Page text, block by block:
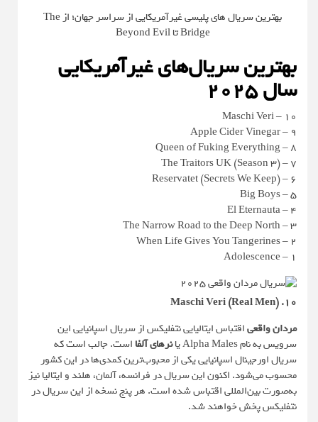
بهترین سریال های پلیسی غیرآمریکایی از سراسر جهان؛ از The
Bridge تا Beyond Evil
بهترین سریال‌های غیرآمریکایی
سال ۲۰۲۵
۱۰ – Maschi Veri
۹ – Apple Cider Vinegar
۸ – Queen of Fuking Everything
۷ – The Traitors UK (Season 3)
۶ – Reservatet (Secrets We Keep)
۵ – Big Boys
۴ – El Eternauta
۳ – The Narrow Road to the Deep North
۲ – When Life Gives You Tangerines
۱ – Adolescence
۱۰. Maschi Veri (Real Men)
مردان واقعیاقتباس ایتالیایی نتفلیکس از سریال اسپانیایی این
سرویس به نام Alpha Males یا
نرهای آلفا است. جالب است که
سریال اورجینال اسپانیایی یکی از محبوب‌ترین کمدی‌ها در این کشور
محسوب می‌شود. اکنون این سریال در فرانسه، آلمان، هلند و ایتالیا نیز
به‌صورت بین‌المللی اقتباس شده است. هر پنج نسخه از این سریال‌ در
نتفلیکس پخش خواهند شد.